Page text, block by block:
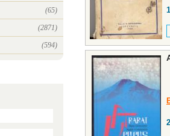
(65)
(2871)
(594)